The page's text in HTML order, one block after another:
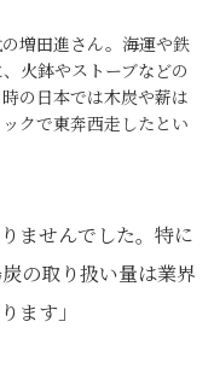
増田進さん。海運や鉄
火鉢やストーブなどの
の日本では木炭や薪は
クで東奔西走したとい
ませんでした。特に
の取り扱い量は業界
ます」